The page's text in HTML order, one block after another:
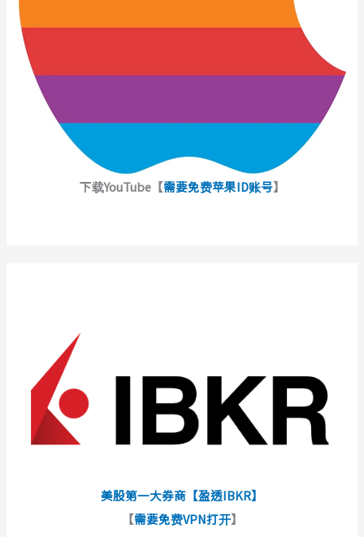
下载YouTube【需要免费苹果ID账号】
美股第一大券商【盈透IBKR】
【需要免费VPN打开】